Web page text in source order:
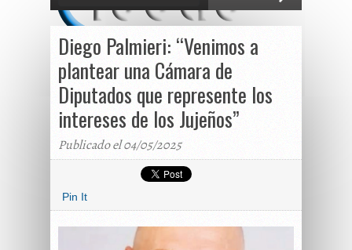
Diego Palmieri: “Venimos a
plantear una Cámara de
Diputados que represente los
intereses de los Jujeños”
Publicado el 04/05/2025
Pin It